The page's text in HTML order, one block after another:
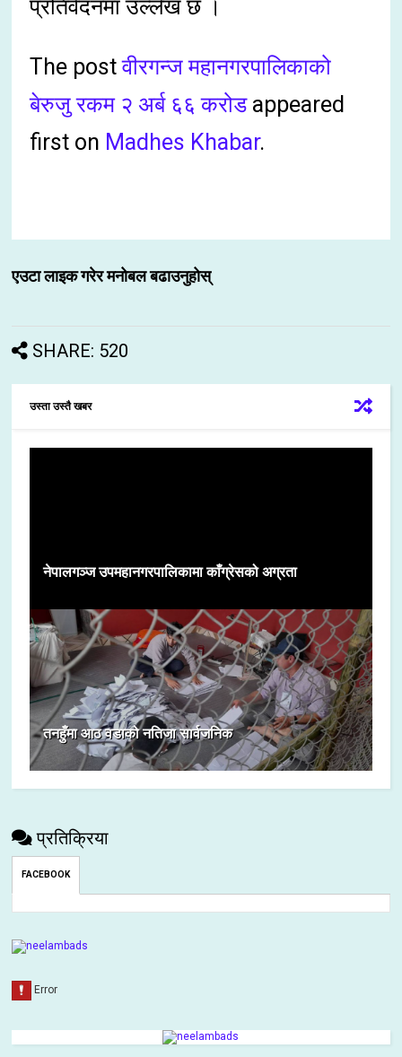
प्रतिवेदनमा उल्लेख छ ।
The postवीरगन्ज महानगरपालिकाको
बेरुजु रकम २ अर्ब ६६ करोडappeared
first on Madhes Khabar.
एउटा लाइक गरेर मनोबल बढाउनुहोस्
SHARE: 520
उस्ता उस्तै खबर
नेपालगञ्ज उपमहानगरपालिकामा काँग्रेसको अग्रता
तनहुँमा आठ वडाको नतिजा सार्वजनिक
प्रतिक्रिया
FACEBOOK